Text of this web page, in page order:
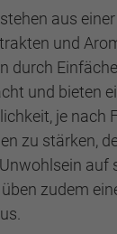
aus
und
durch
und bieten
je nach
zu stärken,
auf
zudem